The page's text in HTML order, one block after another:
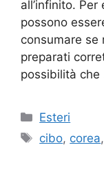
all’infinito.
possono
consumare se
preparati
possibilità che
Categorie
Esteri
Tag
cibo, corea,